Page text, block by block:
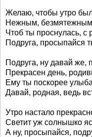
Желаю, чтобы утро
Нежным,
Чтоб ты проснулась, с
Подруга, просыпайся
Подруга, ну давай же,
Прекрасен день,
Ему ты поскорее
Давай, родная, ведь
Утро настало
Светит уж солнышко
А ну, просыпайся,